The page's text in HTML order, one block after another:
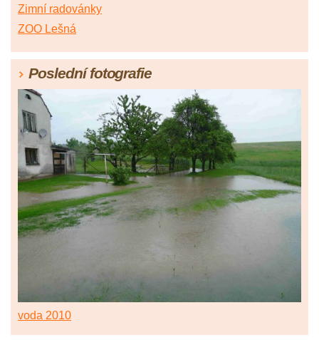
Zimní radovánky
ZOO Lešná
Poslední fotografie
voda 2010